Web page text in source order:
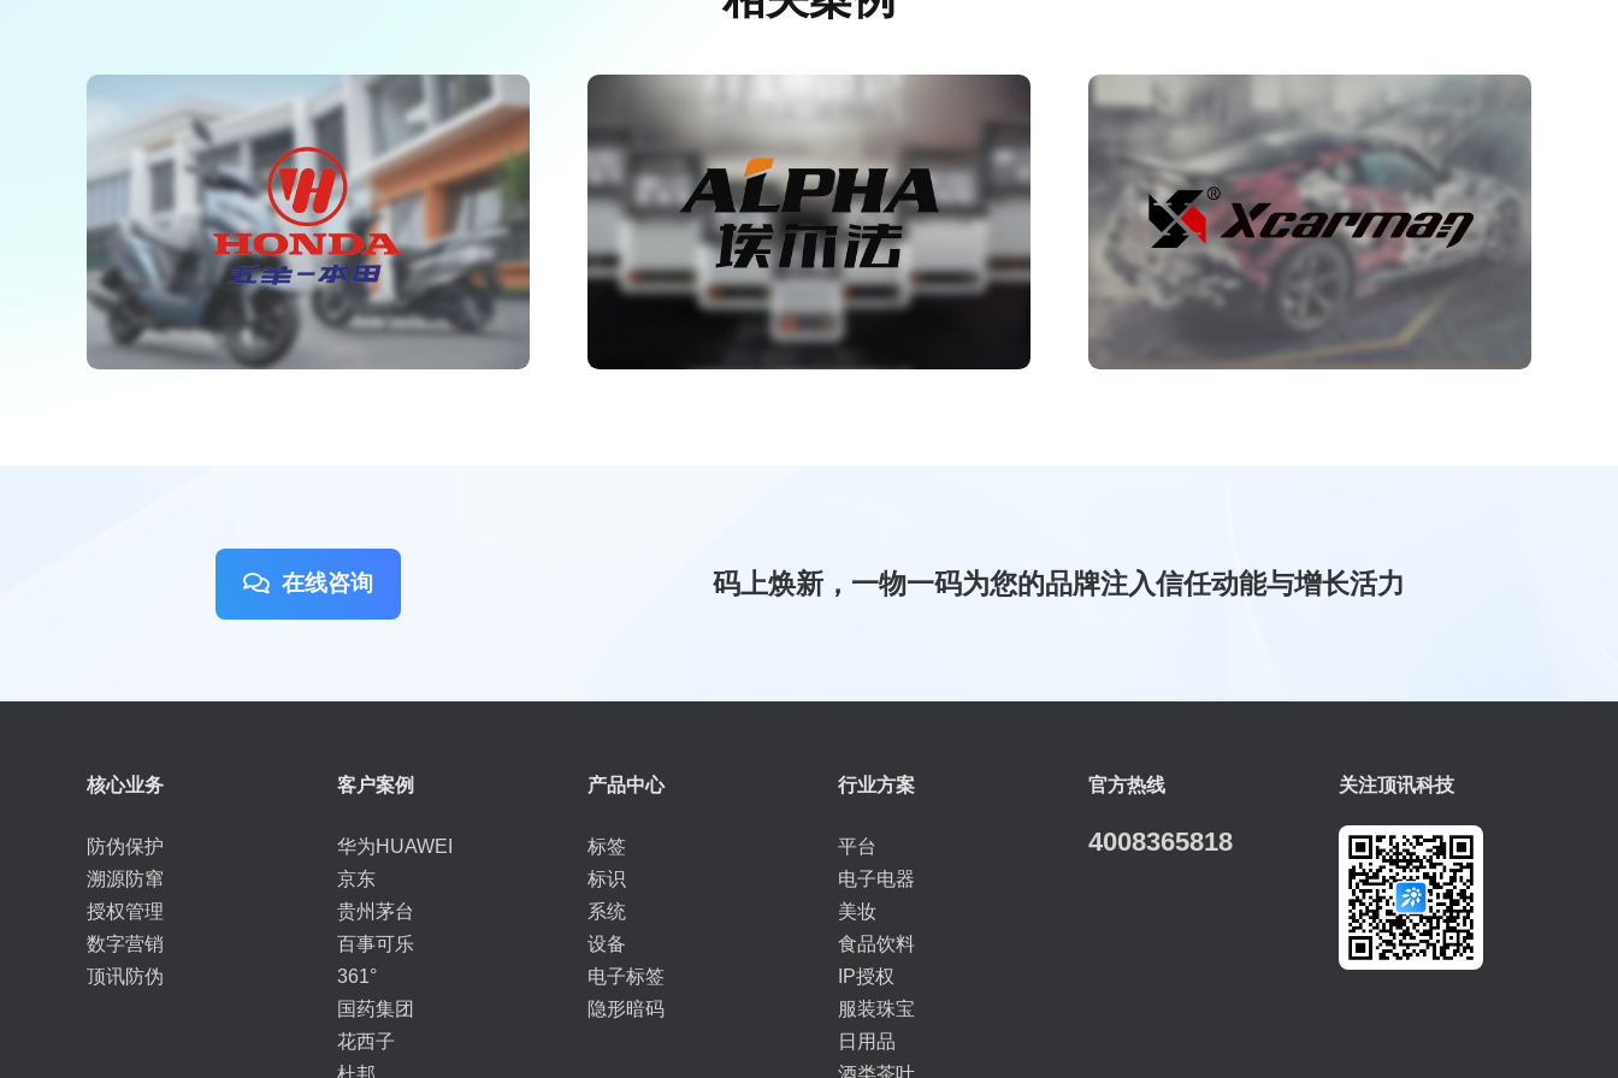
在线咨询 码上焕新，一物一码为您的品牌注入信任动能与增长活力
核心业务
防伪保护
溯源防窜
授权管理
数字营销
顶讯防伪
客户案例
华为HUAWEI
京东
贵州茅台
百事可乐
361°
国药集团
花西子
产品中心
标签
标识
系统
设备
电子标签
隐形暗码
行业方案
平台
电子电器
美妆
食品饮料
IP授权
服装珠宝
日用品
官方热线
4008365818
关注顶讯科技